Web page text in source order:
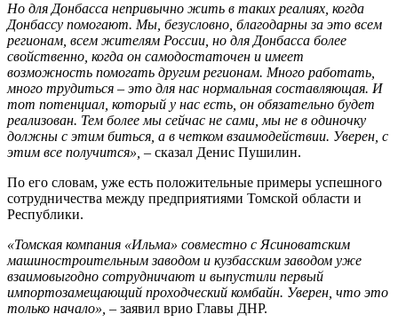
Но для Донбасса непривычно жить в таких реалиях, когда
Донбассу помогают. Мы, безусловно, благодарны за это всем
регионам, всем жителям России, но для Донбасса более
свойственно, когда он самодостаточен и имеет
возможность помогать другим регионам. Много работать,
много трудиться – это для нас нормальная составляющая. И
тот потенциал, который у нас есть, он обязательно будет
реализован. Тем более мы сейчас не сами, мы не в одиночку
должны с этим биться, а в четком взаимодействии. Уверен, с
этим все получится», – сказал Денис Пушилин.
По его словам, уже есть положительные примеры успешного
сотрудничества между предприятиями Томской области и
Республики.
«Томская компания «Ильма» совместно с Ясиноватским
машиностроительным заводом и кузбасским заводом уже
взаимовыгодно сотрудничают и выпустили первый
импортозамещающий проходческий комбайн. Уверен, что это
только начало», – заявил врио Главы ДНР.